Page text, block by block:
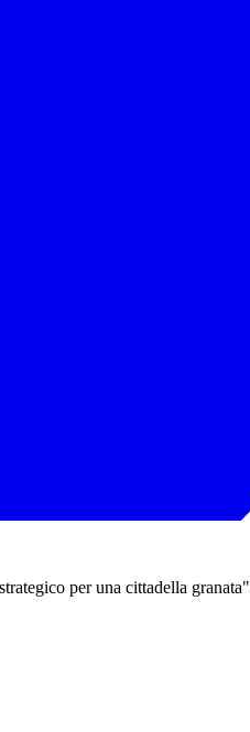
per una cittadella granata"